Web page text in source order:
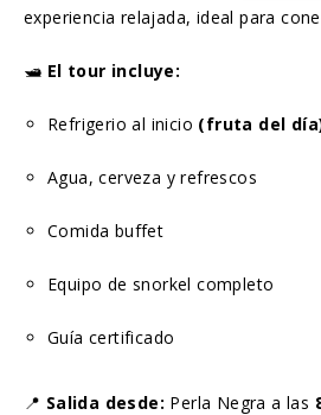
experiencia relajada, ideal para
🛥️ El tour incluye:
Refrigerio al inicio (fruta del
Agua, cerveza y refrescos
Comida buffet
Equipo de snorkel completo
Guía certificado
📍 Salida desde: Perla Negra a las